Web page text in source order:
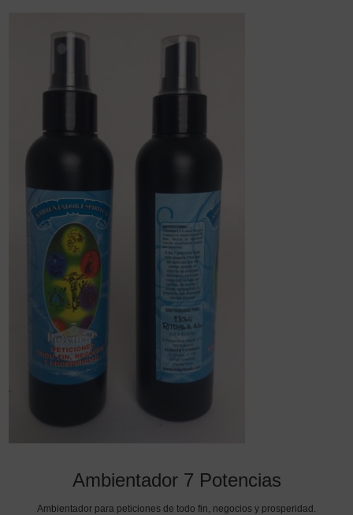
Ambientador 7 Potencias
Ambientador para peticiones de todo fin, negocios y prosperidad.